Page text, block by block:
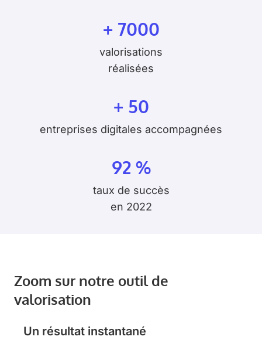
+ 7000
valorisations
réalisées
+ 50
entreprises digitales accompagnées
92 %
taux de succès
en 2022
Zoom sur notre outil de
valorisation
Un résultat instantané